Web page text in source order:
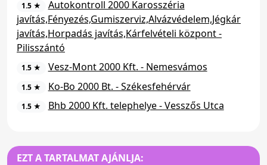
1.5 ★
Autokontroll 2000 Karosszéria
javítás,Fényezés,Gumiszerviz,Alvázvédelem,Jégkár
javítás,Horpadás javítás,Kárfelvételi központ -
Pilisszántó
1.5 ★ Vesz-Mont 2000 Kft. - Nemesvámos
1.5 ★ Ko-Bo 2000 Bt. - Székesfehérvár
1.5 ★ Bhb 2000 Kft. telephelye - Vesszős Utca
EZT A TARTALMAT AJÁNLJA: